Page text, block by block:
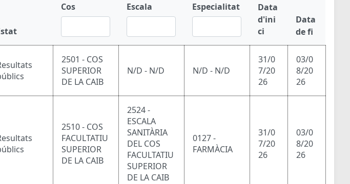
Cos Escala Especialitat
Data
d'ini
ci
Data
de fi
2501 - COS
SUPERIOR
DE LA CAIB
N/D - N/D N/D - N/D
31/0
7/20
26
03/0
8/20
26
2510 - COS
FACULTATIU
SUPERIOR
DE LA CAIB
2524 -
ESCALA
SANITÀRIA
DEL COS
FACULTATIU
SUPERIOR
DE LA CAIB
0127 -
FARMÀCIA
31/0
7/20
26
03/0
8/20
26